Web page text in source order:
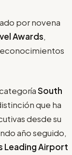
por novena
Awards,
South
que ha
desde su
año seguido,
Leading Airport